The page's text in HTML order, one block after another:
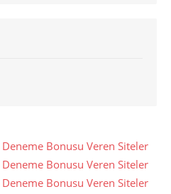
Deneme Bonusu Veren Siteler
Deneme Bonusu Veren Siteler
Deneme Bonusu Veren Siteler